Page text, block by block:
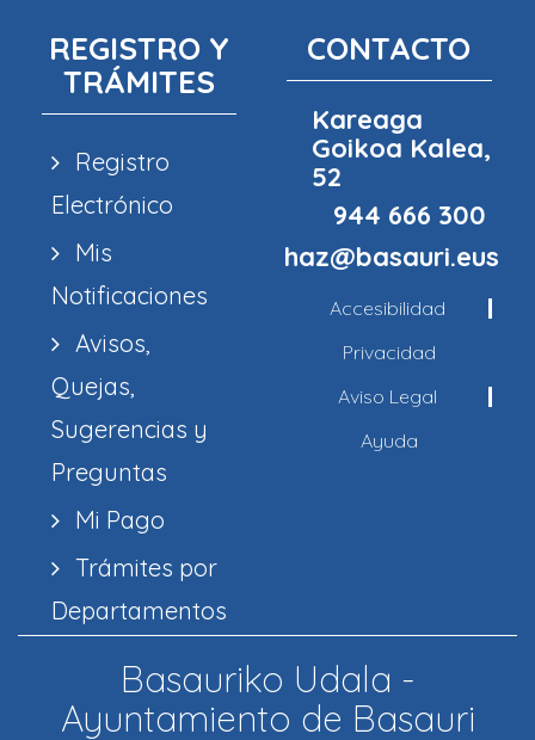
REGISTRO Y
TRÁMITES
Registro
Electrónico
Mis
Notificaciones
Avisos,
Quejas,
Sugerencias y
Preguntas
Mi Pago
Trámites por
Departamentos
CONTACTO
Kareaga
Goikoa Kalea,
52
944 666 300
haz@basauri.eus
Accesibilidad
Privacidad
Aviso Legal
Ayuda
Basauriko Udala -
Ayuntamiento de Basauri